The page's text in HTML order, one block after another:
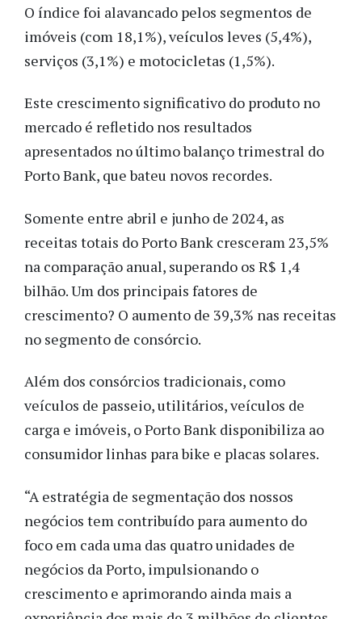
O índice foi alavancado pelos segmentos de
imóveis (com 18,1%), veículos leves (5,4%),
serviços (3,1%) e motocicletas (1,5%).
Este crescimento significativo do produto no
mercado é refletido nos resultados
apresentados no último balanço trimestral do
Porto Bank, que bateu novos recordes.
Somente entre abril e junho de 2024, as
receitas totais do Porto Bank cresceram 23,5%
na comparação anual, superando os R$ 1,4
bilhão. Um dos principais fatores de
crescimento? O aumento de 39,3% nas receitas
no segmento de consórcio.
Além dos consórcios tradicionais, como
veículos de passeio, utilitários, veículos de
carga e imóveis, o Porto Bank disponibiliza ao
consumidor linhas para bike e placas solares.
“A estratégia de segmentação dos nossos
negócios tem contribuído para aumento do
foco em cada uma das quatro unidades de
negócios da Porto, impulsionando o
crescimento e aprimorando ainda mais a